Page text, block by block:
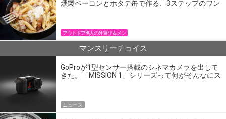
燻製ベーコンとホタテ缶で作る、3ステップのワン
アウトドア名人の外遊び＆メシ
マンスリーチョイス
GoProが1型センサー搭載のシネマカメラを出して
きた。「MISSION 1」シリーズって何がそんなにス
ニュース